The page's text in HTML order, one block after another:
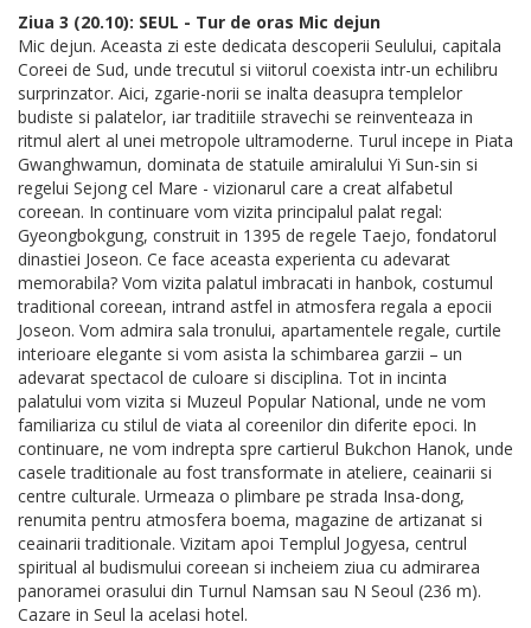
Ziua 3 (20.10): SEUL - Tur de oras Mic dejun
Mic dejun. Aceasta zi este dedicata descoperii Seulului, capitala
Coreei de Sud, unde trecutul si viitorul coexista intr-un echilibru
surprinzator. Aici, zgarie-norii se inalta deasupra templelor
budiste si palatelor, iar traditiile stravechi se reinventeaza in
ritmul alert al unei metropole ultramoderne. Turul incepe in Piata
Gwanghwamun, dominata de statuile amiralului Yi Sun-sin si
regelui Sejong cel Mare - vizionarul care a creat alfabetul
coreean. In continuare vom vizita principalul palat regal:
Gyeongbokgung, construit in 1395 de regele Taejo, fondatorul
dinastiei Joseon. Ce face aceasta experienta cu adevarat
memorabila? Vom vizita palatul imbracati in hanbok, costumul
traditional coreean, intrand astfel in atmosfera regala a epocii
Joseon. Vom admira sala tronului, apartamentele regale, curtile
interioare elegante si vom asista la schimbarea garzii – un
adevarat spectacol de culoare si disciplina. Tot in incinta
palatului vom vizita si Muzeul Popular National, unde ne vom
familiariza cu stilul de viata al coreenilor din diferite epoci. In
continuare, ne vom indrepta spre cartierul Bukchon Hanok, unde
casele traditionale au fost transformate in ateliere, ceainarii si
centre culturale. Urmeaza o plimbare pe strada Insa-dong,
renumita pentru atmosfera boema, magazine de artizanat si
ceainarii traditionale. Vizitam apoi Templul Jogyesa, centrul
spiritual al budismului coreean si incheiem ziua cu admirarea
panoramei orasului din Turnul Namsan sau N Seoul (236 m).
Cazare in Seul la acelasi hotel.